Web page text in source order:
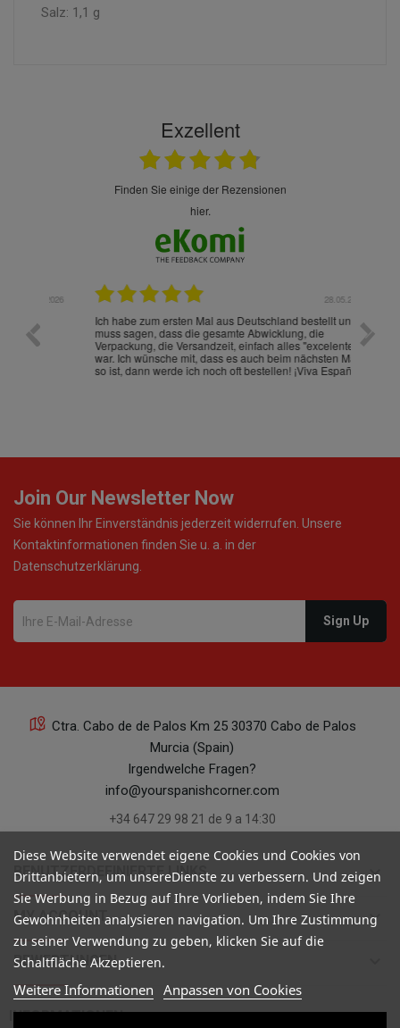
Salz: 1,1 g
Exzellent
finden Sie einige der Rezensionen
hier.
28.05.2026
Ich habe zum ersten Mal aus Deutschland bestellt und
muss sagen, dass die gesamte Abwicklung, die
Verpackung, die Versandzeit, einfach alles "excelente"
war. Ich wünsche mit, dass es auch beim nächsten Mal
so ist, dann werde ich noch oft bestellen! ¡Viva España!
Die
gut
ist
Join Our Newsletter Now
Sie können Ihr Einverständnis jederzeit widerrufen. Unsere
Kontaktinformationen finden Sie u. a. in der
Datenschutzerklärung.
Ctra. Cabo de de Palos Km 25 30370 Cabo de Palos
Murcia (Spain)
Irgendwelche Fragen?
info@yourspanishcorner.com
+34 647 29 98 21 de 9 a 14:30
BENUTZERDEFINIERTE LINKS keyboard_arrow_down
MY ACCOUNT keyboard_arrow_down
BEWERTUNGEN
INFORMATIONEN 
Diese Website verwendet eigene Cookies und Cookies von
Drittanbietern, um unsereDienste zu verbessern. Und zeigen
Sie Werbung in Bezug auf Ihre Vorlieben, indem Sie Ihre
Gewohnheiten analysieren navigation. Um Ihre Zustimmung
zu seiner Verwendung zu geben, klicken Sie auf die
Schaltfläche Akzeptieren.
Weitere Informationen Anpassen von Cookies